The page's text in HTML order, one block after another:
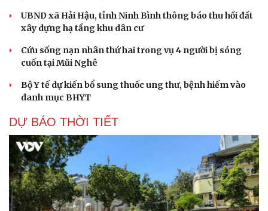
UBND xã Hải Hậu, tỉnh Ninh Bình thông báo thu hồi đất
xây dựng hạ tầng khu dân cư
Cứu sống nạn nhân thứ hai trong vụ 4 người bị sóng
cuốn tại Mũi Nghê
Bộ Y tế dự kiến bổ sung thuốc ung thư, bệnh hiếm vào
danh mục BHYT
DỰ BÁO THỜI TIẾT